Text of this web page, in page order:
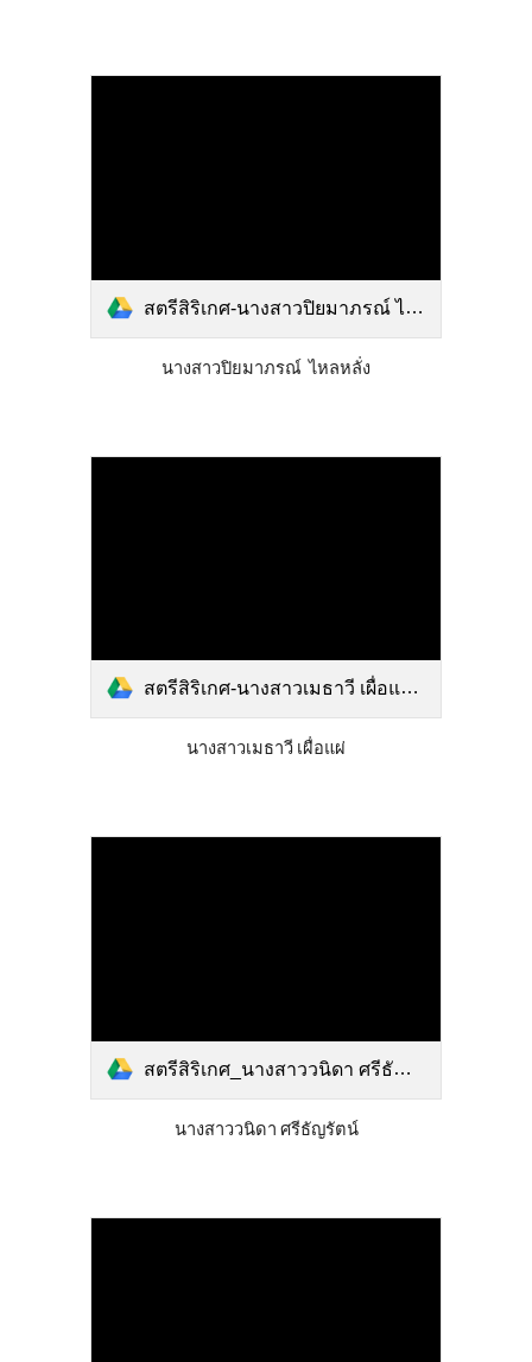
สตรีสิริเกศ-นางสาวปิยมาภรณ์ ไหลหลั่ง.pdf
นางสาวปิยมาภรณ์ ไหลหลั่ง
สตรีสิริเกศ-นางสาวเมธาวี เผื่อแผ่.pdf
นางสาวเมธาวี เผื่อแผ่
สตรีสิริเกศ_นางสาววนิดา ศรีธัญรัตน์.pdf
นางสาววนิดา ศรีธัญรัตน์